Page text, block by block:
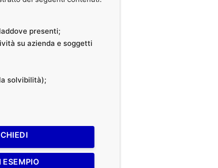
presenti;
su azienda e soggetti
solvibilità);
ESEMPIO